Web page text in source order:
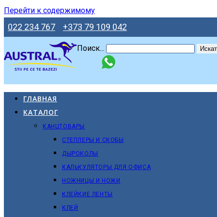
Перейти к содержимому
022 234 767 +373 79 109 042
Поиск...
ГЛАВНАЯ
КАТАЛОГ
КАНЦТОВАРЫ
СТЕПЛЕРЫ И СКОБЫ
ДЫРОКОЛЫ
КАЛЬКУЛЯТОРЫ ДЛЯ ОФИСА
НОЖНИЦЫ И НОЖИ
КЛЕЙКИЕ ЛЕНТЫ
КЛЕЙ